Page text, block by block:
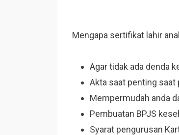
Mengapa sertifikat lahir
Agar tidak ada denda
Akta saat penting
Mempermudah anda
Pembuatan BPJS
Syarat pengurusan